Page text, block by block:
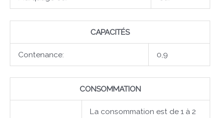
CAPACITÉS
Contenance: 0,9
CONSOMMATION
La consommation est de 1 à 2